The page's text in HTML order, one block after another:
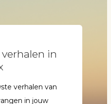
in
verhalen van
in jouw